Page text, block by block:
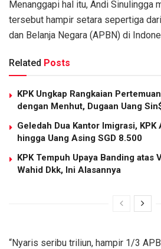
Menanggapi hal itu, Andi Sinulingga
tersebut hampir setara sepertiga
dan Belanja Negara (APBN) di
Related Posts
KPK Ungkap Rangkaian
dengan Menhut, Dugaan Uang
Geledah Dua Kantor Imigrasi, KPK
hingga Uang Asing SGD 8.500
KPK Tempuh Upaya Banding atas
Wahid Dkk, Ini Alasannya
“Nyaris seribu triliun, hampir 1/3